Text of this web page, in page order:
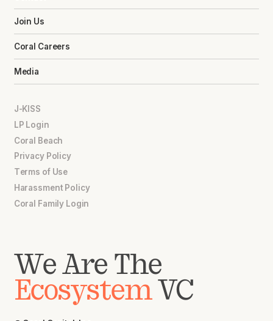
Join Us
Coral Careers
Media
J-KISS
LP Login
Coral Beach
Privacy Policy
Terms of Use
Harassment Policy
Coral Family Login
We Are The
EcosystemVC